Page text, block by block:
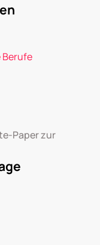
Berufe
Paper zur